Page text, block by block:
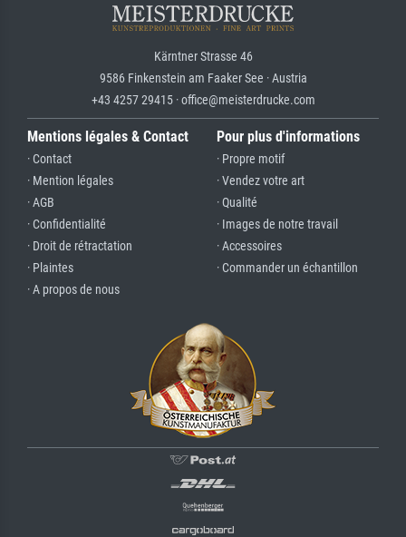
Kärntner Strasse 46
9586 Finkenstein am Faaker See · Austria
+43 4257 29415 · office@meisterdrucke.com
Mentions légales & Contact
· Contact
· Mention légales
· AGB
· Confidentialité
· Droit de rétractation
· Plaintes
· A propos de nous
Pour plus d'informations
· Propre motif
· Vendez votre art
· Qualité
· Images de notre travail
· Accessoires
· Commander un échantillon